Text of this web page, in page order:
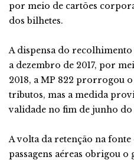
por meio de cartões
dos bilhetes.
A dispensa do
a dezembro de 2017, por
2018, a MP 822 prorrogou
tributos, mas a medida
validade no fim de junho do
A volta da retenção na
passagens aéreas obrigou